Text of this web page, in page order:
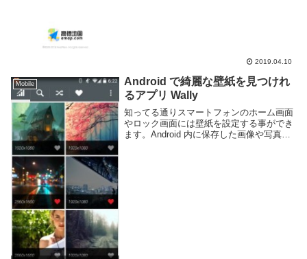
2019.04.10
Mobile
Android で綺麗な壁紙を見つけれ
るアプリ Wally
知ってる通りスマートフォンのホーム画面
やロック画面には壁紙を設定する事ができ
ます。Android 内に保存した画像や写真、